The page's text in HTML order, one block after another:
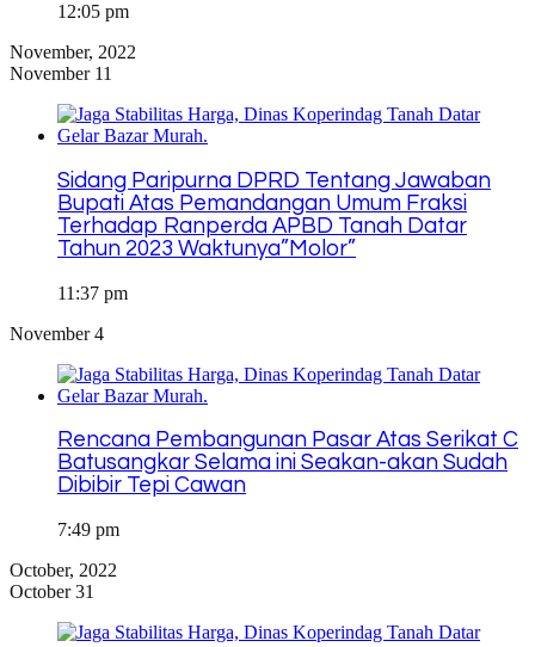
12:05 pm
November, 2022
November 11
Sidang Paripurna DPRD Tentang Jawaban
Bupati Atas Pemandangan Umum Fraksi
Terhadap Ranperda APBD Tanah Datar
Tahun 2023 Waktunya”Molor”
11:37 pm
November 4
Rencana Pembangunan Pasar Atas Serikat C
Batusangkar Selama ini Seakan-akan Sudah
Dibibir Tepi Cawan
7:49 pm
October, 2022
October 31